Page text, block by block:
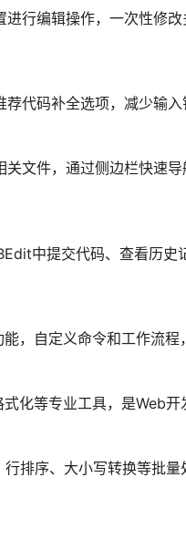
行编辑操作，一次性修
代码补全选项，减少输入
文件，通过侧边栏快速
中提交代码、查看历史
，自定义命令和工作流程
化等专业工具，是Web开
排序、大小写转换等批